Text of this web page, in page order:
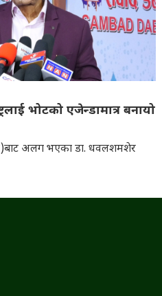
भोटको एजेन्डामात्र बनायो
अलग भएका डा. धवलशमशेर